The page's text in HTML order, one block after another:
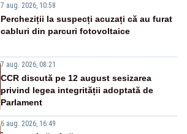
7 aug. 2026, 10:58
Percheziții la suspecți acuzați că au furat
cabluri din parcuri fotovoltaice
7 aug. 2026, 08:21
CCR discută pe 12 august sesizarea
privind legea integrității adoptată de
Parlament
6 aug. 2026, 16:49